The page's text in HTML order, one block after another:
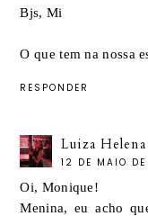
Bjs, Mi
O que tem na nossa
RESPONDER
Luiza
12 DE MAIO
Oi, Monique!
Menina, eu acho